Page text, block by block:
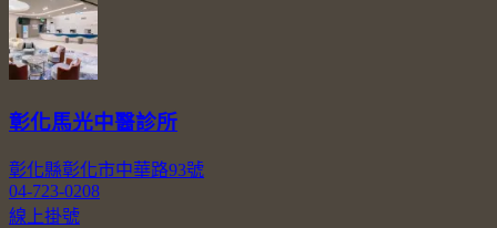
彰化馬光中醫診所
彰化縣彰化市中華路93號
04-723-0208
線上掛號